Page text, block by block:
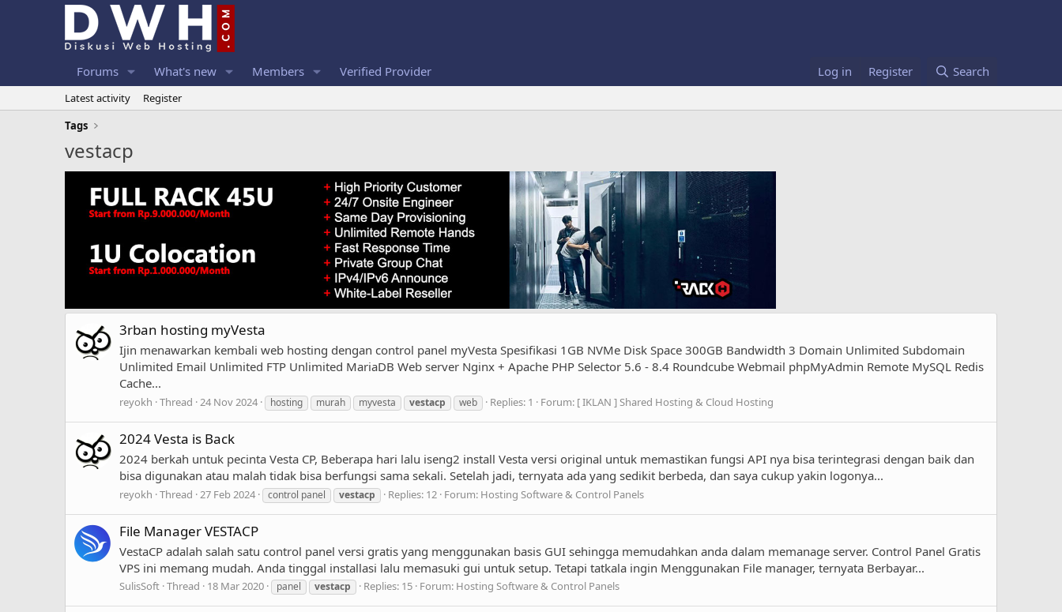
Forums What's new Members Verified Provider Log in Register Search
Latest activity
Register
Tags
vestacp
3rban hosting myVesta
Ijin menawarkan kembali web hosting dengan control panel myVesta Spesifikasi 1GB NVMe Disk Space 300GB Bandwidth 3 Domain Unlimited Subdomain
Unlimited Email Unlimited FTP Unlimited MariaDB Web server Nginx + Apache PHP Selector 5.6 - 8.4 Roundcube Webmail phpMyAdmin Remote MySQL Redis
Cache...
reyokh Thread 24 Nov 2024 hosting murah myvesta vestacp web Replies: 1 Forum: [ IKLAN ] Shared Hosting & Cloud Hosting
2024 Vesta is Back
2024 berkah untuk pecinta Vesta CP, Beberapa hari lalu iseng2 install Vesta versi original untuk memastikan fungsi API nya bisa terintegrasi dengan baik dan
bisa digunakan atau malah tidak bisa berfungsi sama sekali. Setelah jadi, ternyata ada yang sedikit berbeda, dan saya cukup yakin logonya...
reyokh Thread 27 Feb 2024 control panel vestacp Replies: 12 Forum: Hosting Software & Control Panels
File Manager VESTACP
VestaCP adalah salah satu control panel versi gratis yang menggunakan basis GUI sehingga memudahkan anda dalam memanage server. Control Panel Gratis
VPS ini memang mudah. Anda tinggal installasi lalu memasuki gui untuk setup. Tetapi tatkala ingin Menggunakan File manager, ternyata Berbayar...
SulisSoft Thread 18 Mar 2020 panel vestacp Replies: 15 Forum: Hosting Software & Control Panels